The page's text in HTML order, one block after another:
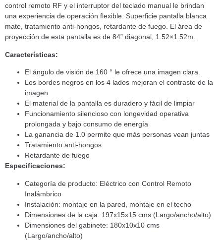
control remoto RF y el interruptor del teclado manual le brindan
una experiencia de operación flexible. Superficie pantalla blanca
mate, tratamiento anti-hongos, retardante de fuego. El área de
proyección de esta pantalla es de 84” diagonal, 1.52×1.52m.
Características:
El ángulo de visión de 160 ° le ofrece una imagen clara.
Los bordes negros en los 4 lados mejoran el contraste de la
imagen
El material de la pantalla es duradero y fácil de limpiar
Funcionamiento silencioso con longevidad operativa
prolongada y bajo consumo de energía
La ganancia de 1.0 permite que más personas vean juntas
Tratamiento anti-hongos
Retardante de fuego
Especificaciones:
Categoría de producto: Eléctrico con Control Remoto
Inalámbrico
Instalación: montaje en la pared, montaje en el techo
Dimensiones de la caja: 197x15x15 cms (Largo/ancho/alto)
Dimensiones del gabinete: 180x10x10 cms
(Largo/ancho/alto)